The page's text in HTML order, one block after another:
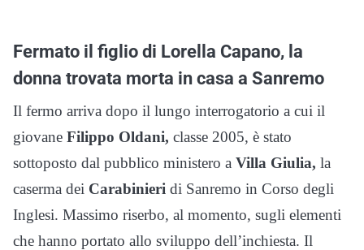
Fermato il figlio di Lorella Capano, la
donna trovata morta in casa a Sanremo
Il fermo arriva dopo il lungo interrogatorio a cui il
giovane Filippo Oldani, classe 2005, è stato
sottoposto dal pubblico ministero a Villa Giulia, la
caserma dei Carabinieri di Sanremo in Corso degli
Inglesi. Massimo riserbo, al momento, sugli elementi
che hanno portato allo sviluppo dell’inchiesta. Il